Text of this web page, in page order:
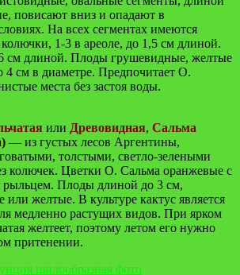
повисают вниз и опадают в
На всех сегментах имеются
1-3 в ареоле, до 1,5 см длиной.
см длиной. Плоды грушевидные, желтые
4 см в диаметре. Предпочитает О.
места без застоя воды.
или Древовидная, Сальма
— из густых лесов Аргентины,
толстыми, светло-зелеными
колючек. Цветки О. Сальма оранжевые с
Плоды длиной до 3 см,
или желтые. В культуре кактус является
медленно растущих видов. При ярком
желтеет, поэтому летом его нужно
притенении.